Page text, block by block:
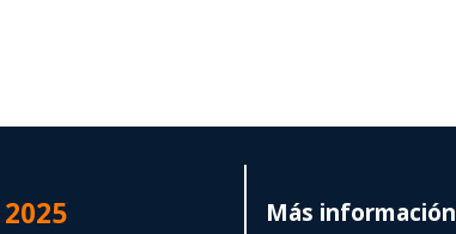
2025 Más información